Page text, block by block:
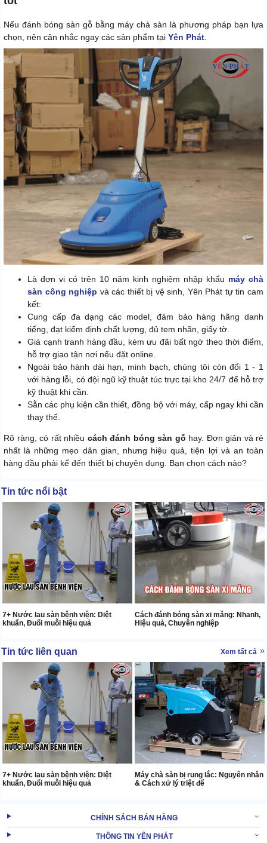
Nếu đánh bóng sàn gỗ bằng máy chà sàn là phương pháp bạn lựa
chọn, nên cân nhắc ngay các sản phẩm tại Yên Phát.
Là đơn vị có trên 10 năm kinh nghiệm nhập khẩu máy chà
sàn công nghiệp và các thiết bị vệ sinh, Yên Phát tự tin cam
kết:
Cung cấp đa dạng các model, đảm bảo hàng hãng danh
tiếng, đạt kiểm định chất lượng, đủ tem nhãn, giấy tờ.
Giá cạnh tranh hàng đầu, kèm ưu đãi bất ngờ theo thời điểm,
hỗ trợ giao tận nơi nếu đặt online.
Ngoài bảo hành dài hạn, minh bạch, chúng tôi còn đổi 1 - 1
với hàng lỗi, có đội ngũ kỹ thuật túc trực tại kho 24/7 để hỗ trợ
kỹ thuật khi cần.
Sẵn các phụ kiện cần thiết, đồng bộ với máy, cấp ngay khi cần
thay thế.
Rõ ràng, có rất nhiều cách đánh bóng sàn gỗ hay. Đơn giản và rẻ
nhất là những mẹo dân gian, nhưng hiệu quả, tiện lợi và an toàn
hàng đầu phải kể đến thiết bị chuyên dụng. Bạn chọn cách nào?
Tin tức nổi bật
7+ Nước lau sàn bệnh viện: Diệt
khuẩn, Đuổi muỗi hiệu quả
Cách đánh bóng sàn xi măng: Nhanh,
Hiệu quả, Chuyên nghiệp
Tin tức liên quan Xem tất cả
7+ Nước lau sàn bệnh viện: Diệt
khuẩn, Đuổi muỗi hiệu quả
Máy chà sàn bị rung lắc: Nguyên nhân
& Cách xử lý triệt để
CHÍNH SÁCH BÁN HÀNG
THÔNG TIN YÊN PHÁT